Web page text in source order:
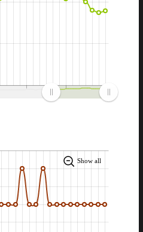
Show all